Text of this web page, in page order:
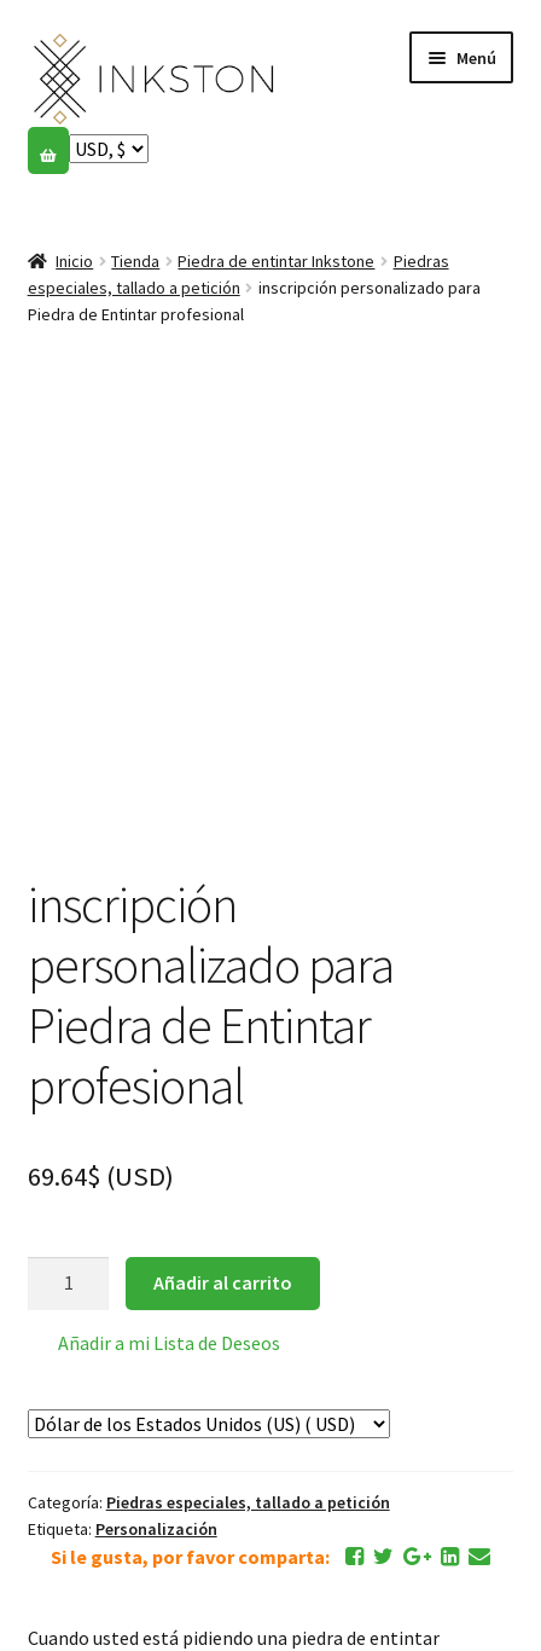
Ir
la
navegación
Ir
al
contenido
Menú
Tienda
English
Inicio Tienda Piedra de entintar Inkstone
Piedras
especiales, tallado a petición
inscripción personalizado para
Piedra de Entintar profesional
inscripción
personalizado para
Piedra de Entintar
profesional
69.64$ (USD)
personalizado
Entintar
Añadir al carrito
Añadir a mi Lista de Deseos
Categoría: Piedras especiales, tallado a petición
Etiqueta: Personalización
Si le gusta, por favor comparta:
Cuando usted está pidiendo una piedra de entintar